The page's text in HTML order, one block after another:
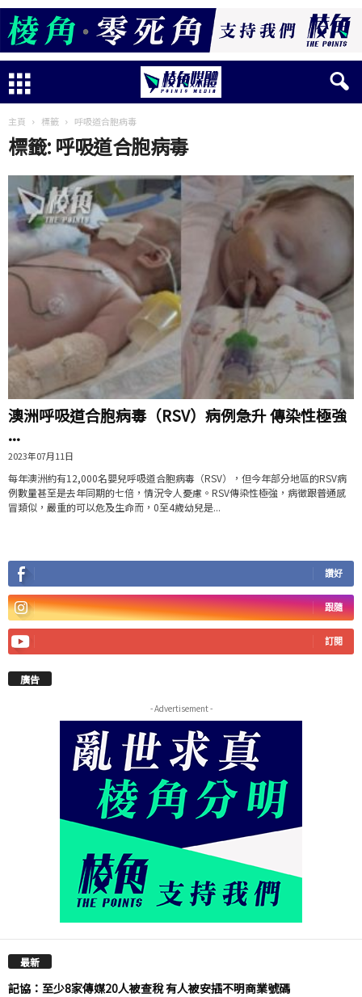
主頁 標籤 呼吸道合胞病毒
標籤: 呼吸道合胞病毒
澳洲呼吸道合胞病毒（RSV）病例急升 傳染性極強
...
2023年07月11日
每年澳洲約有12,000名嬰兒呼吸道合胞病毒（RSV），但今年部分地區的RSV病
例數量甚至是去年同期的七倍，情況令人憂慮。RSV傳染性極強，病徵跟普通感
冒類似，嚴重的可以危及生命而，0至4歲幼兒是...
讚好
跟隨
訂閱
廣告
- Advertisement -
最新
記協：至少8家傳媒20人被查稅 有人被安插不明商業號碼